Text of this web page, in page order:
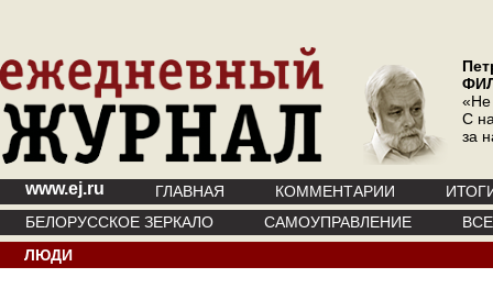
«Не
С
за
www.ej.ru ГЛАВНАЯ КОММЕНТАРИИ
БЕЛОРУССКОЕ ЗЕРКАЛО
САМОУПРАВЛЕНИЕ
ЛЮДИ